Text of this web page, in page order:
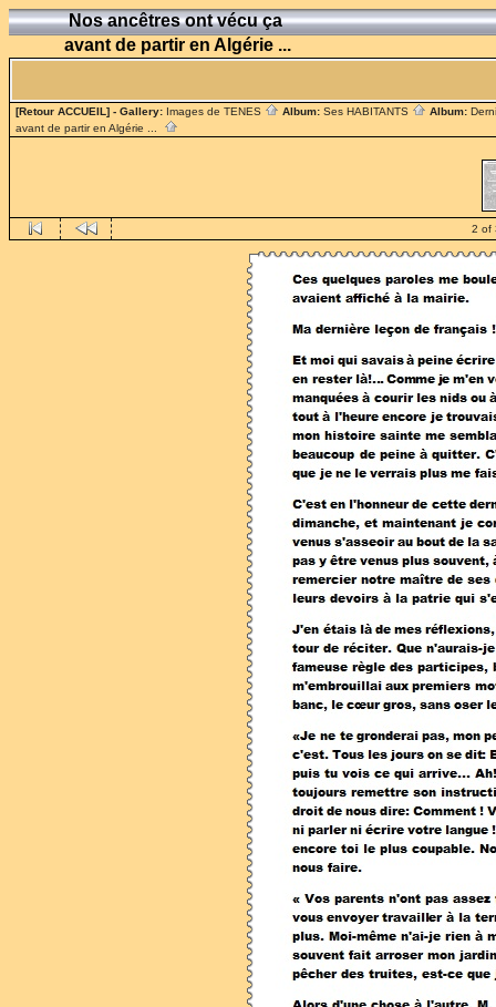
Nos ancêtres ont vécu ça
avant de partir en Algérie ...
[Retour ACCUEIL] - Gallery: Images de TENES Album: Ses HABITANTS Album:
avant de partir en Algérie ...
2 of